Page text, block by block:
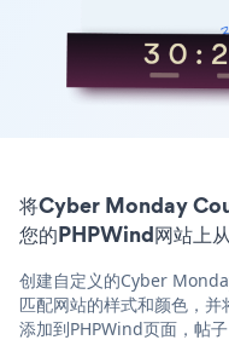
将Cyber Monday
您的PHPWind网站上
创建自定义的Cyber
匹配网站的样式和颜色，
添加到PHPWind页面，帖